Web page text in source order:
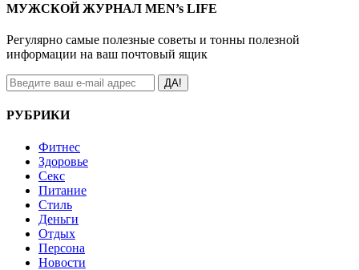
МУЖСКОЙ ЖУРНАЛ MEN’s LIFE
Регулярно самые полезные советы и тонны полезной
информации на ваш почтовый ящик
ДА!
РУБРИКИ
Фитнес
Здоровье
Секс
Питание
Стиль
Деньги
Отдых
Персона
Новости